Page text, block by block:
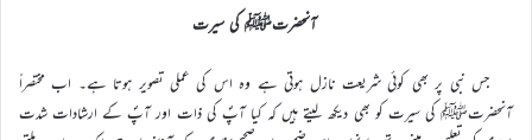
آنحضرتﷺ کی سیرت
جس نبی پر بھی کوئی شریعت نازل ہوتی ہے وہ اس کی عملی تصویر ہوتا ہے۔ اب مختصراً
آنحضرتﷺ کی سیرت کو بھی دیکھ لیتے ہیں کہ کیا آپؐ کی ذات اور آپؐ کے ارشادات شدت